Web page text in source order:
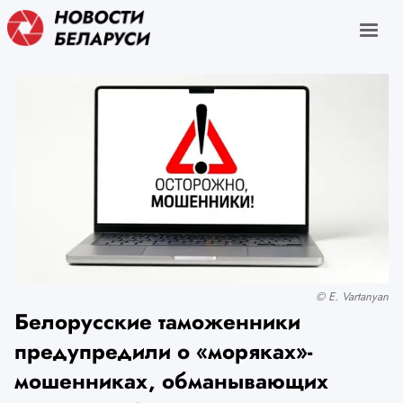
© E. Vartanyan
Белорусские таможенники
предупредили о «моряках»-
мошенниках, обманывающих